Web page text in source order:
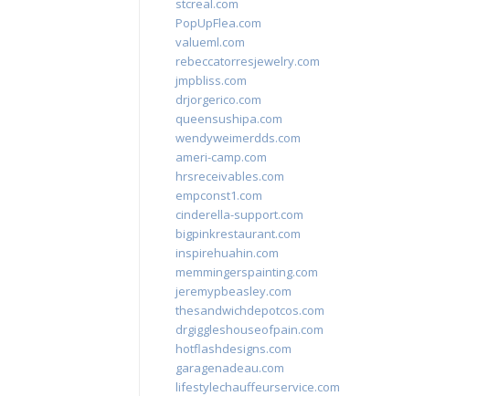
stcreal.com
PopUpFlea.com
valueml.com
rebeccatorresjewelry.com
jmpbliss.com
drjorgerico.com
queensushipa.com
wendyweimerdds.com
ameri-camp.com
hrsreceivables.com
empconst1.com
cinderella-support.com
bigpinkrestaurant.com
inspirehuahin.com
memmingerspainting.com
jeremypbeasley.com
thesandwichdepotcos.com
drgiggleshouseofpain.com
hotflashdesigns.com
garagenadeau.com
lifestylechauffeurservice.com